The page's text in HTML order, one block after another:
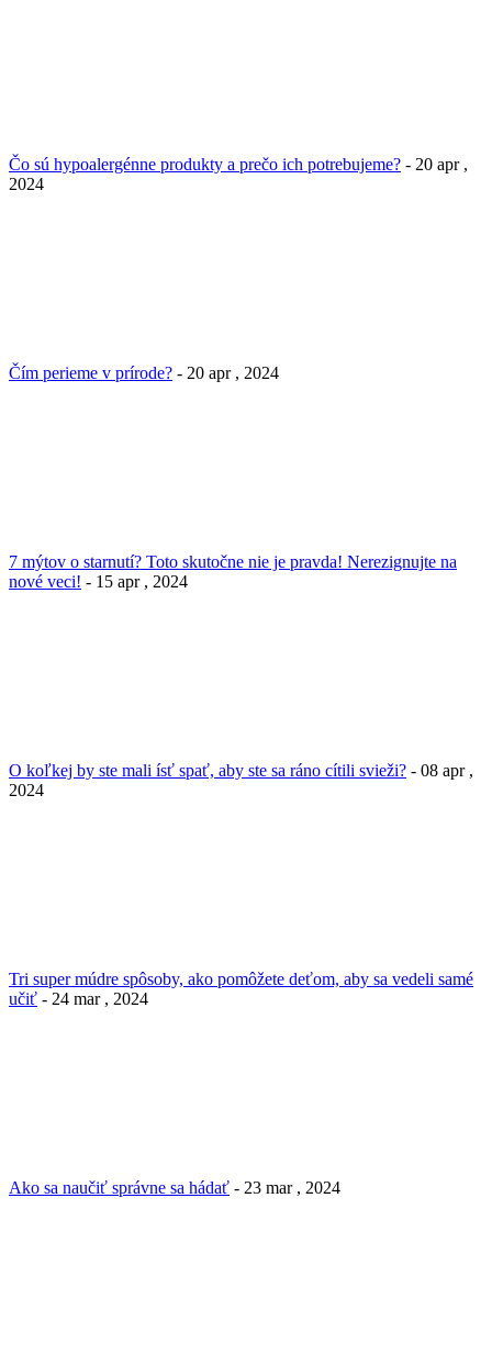
Čo sú hypoalergénne produkty a prečo ich potrebujeme? - 20 apr ,
2024
Čím perieme v prírode? - 20 apr , 2024
7 mýtov o starnutí? Toto skutočne nie je pravda! Nerezignujte na
nové veci! - 15 apr , 2024
O koľkej by ste mali ísť spať, aby ste sa ráno cítili svieži? - 08 apr ,
2024
Tri super múdre spôsoby, ako pomôžete deťom, aby sa vedeli samé
učiť - 24 mar , 2024
Ako sa naučiť správne sa hádať - 23 mar , 2024